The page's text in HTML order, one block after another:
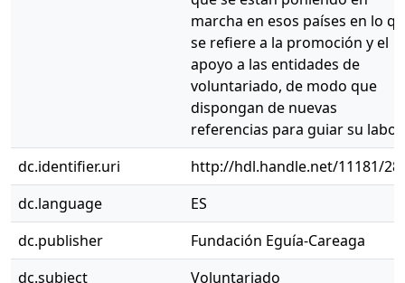
marcha en esos países en lo
se refiere a la promoción y el
apoyo a las entidades de
voluntariado, de modo que
dispongan de nuevas
referencias para guiar su labor.
dc.identifier.uri
http://hdl.handle.net/11181/
dc.language
ES
dc.publisher
Fundación Eguía-Careaga
dc.subject
Voluntariado